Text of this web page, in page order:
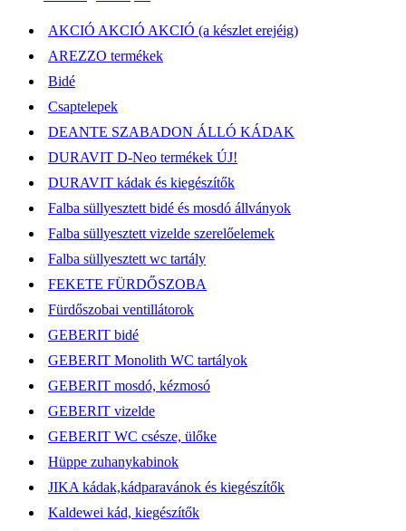
AKCIÓ AKCIÓ AKCIÓ (a készlet erejéig)
AREZZO termékek
Bidé
Csaptelepek
DEANTE SZABADON ÁLLÓ KÁDAK
DURAVIT D-Neo termékek ÚJ!
DURAVIT kádak és kiegészítők
Falba süllyesztett bidé és mosdó állványok
Falba süllyesztett vizelde szerelőelemek
Falba süllyesztett wc tartály
FEKETE FÜRDŐSZOBA
Fürdőszobai ventillátorok
GEBERIT bidé
GEBERIT Monolith WC tartályok
GEBERIT mosdó, kézmosó
GEBERIT vizelde
GEBERIT WC csésze, ülőke
Hüppe zuhanykabinok
JIKA kádak,kádparavánok és kiegészítők
Kaldewei kád, kiegészítők